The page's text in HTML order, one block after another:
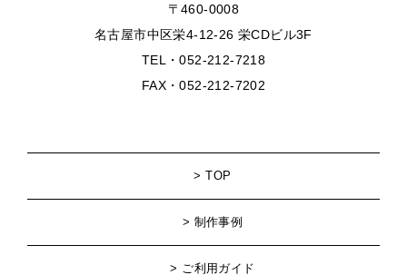
〒460-0008
名古屋市中区栄4-12-26 栄CDビル3F
TEL・052-212-7218
FAX・052-212-7202
TOP
制作事例
ご利用ガイド